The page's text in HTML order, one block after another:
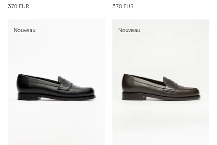
370 EUR
370 EUR
Nouveau Nouveau